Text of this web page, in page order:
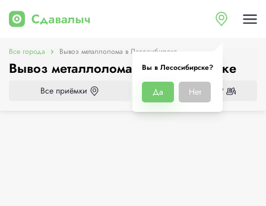
Вы в Лесосибирске?
Да Нет
Все города Вывоз металлолома в Лесосибирске
Вывоз металлолома в Лесосибирске
Все приёмки Нужен демонтаж?